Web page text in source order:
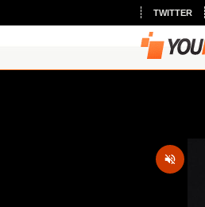
TWITTER